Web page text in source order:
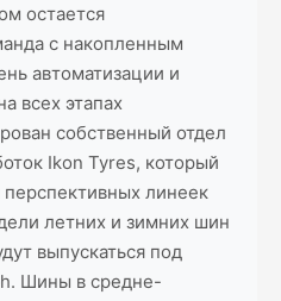
остается
с накопленным
автоматизации и
всех этапах
собственный отдел
Ikon Tyres, который
линеек
летних и зимних шин
выпускаться под
Шины в средне-